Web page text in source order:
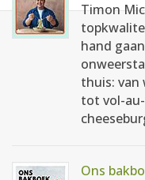
Timon
hand
thuis: van
tot vol-
Ons